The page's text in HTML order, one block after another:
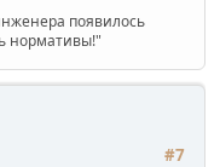
появилось
нормативы!"
#7